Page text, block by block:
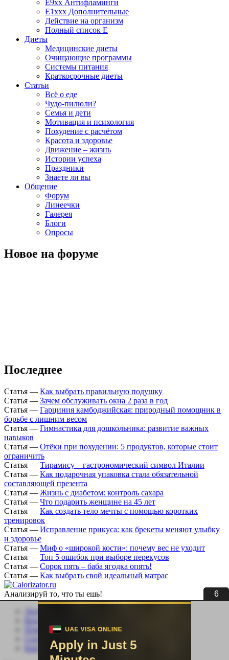
6
E9xx Антифламинги
E1xxx Дополнительные
Действие на организм
Полный список E
Диеты
Медицинские диеты
Очищающие программы
Системы питания
Краткосрочные диеты
Статьи
Всё о еде
Чудо-пилюли?
Семья и дети
Мотивация и психология
Похудение с расчётом
Красота и здоровье
Движение – жизнь
Истории успеха
Праздники
Знаете ли вы
Общение
Форум
Линеечки
Галерея
Блоги
Опросы
Новое на форуме
Последнее
Статья — Как выбрать правильную подушку
Статья — Зачем обслуживать окна 2 раза в год
Статья — Гарциния камбоджийская: природный помощник в
борьбе с лишним весом
Статья — Гимнастика для дошкольника: развитие важных
навыков
Статья — Отёки при похудении: 5 продуктов, которые стоит
ограничить
Статья — Тирамису – гастрономический символ Италии
Статья — Как подарочная упаковка стала обязательной
составляющей презента
Статья — Жизнь с диабетом: контроль сахара
Статья — Что подарить женщине на 45 лет
Статья — Как создать тело мечты с помощью коротких
тренировок
Статья — Исправление прикуса: как брекеты меняют улыбку
и здоровье
Статья — Миф о «широкой кости»: почему вес не уходит
Статья — Топ 5 ошибок при выборе перекусов
Статья — Сорок пять – баба ягодка опять!
Статья — Как выбрать свой идеальный матрас
Анализируй то, что ты ешь!
Личный кабинет
Помощь сайту
Соцсети
Карта сайта